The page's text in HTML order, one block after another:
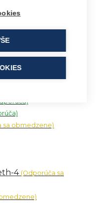
sa obmedzene)
sa obmedzene)
4 (Odporúča sa